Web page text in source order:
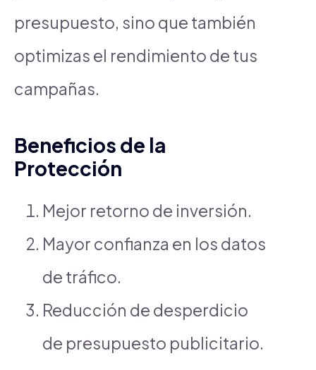
presupuesto, sino que también
optimizas el rendimiento de tus
campañas.
Beneficios de la
Protección
Mejor retorno de inversión.
Mayor confianza en los datos
de tráfico.
Reducción de desperdicio
de presupuesto publicitario.